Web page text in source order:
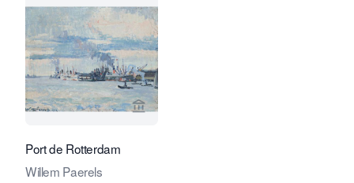
Voir la page vendeur de Studio 2000
Port de Rotterdam
Willem Paerels